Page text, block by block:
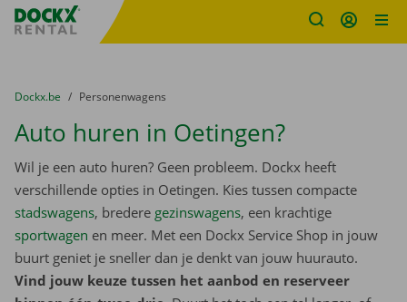
Fratello DEMO
U bevindt zich hier:
van
Dockx.be naar
Personenwagens
Auto huren in Oetingen?
Wil je een auto huren? Geen probleem. Dockx heeft
verschillende opties in Oetingen. Kies tussen compacte
stadswagens, bredere gezinswagens, een krachtige
sportwagen en meer. Met een Dockx Service Shop in jouw
buurt geniet je sneller dan je denkt van jouw huurauto.
Vind jouw keuze tussen het aanbod en reserveer